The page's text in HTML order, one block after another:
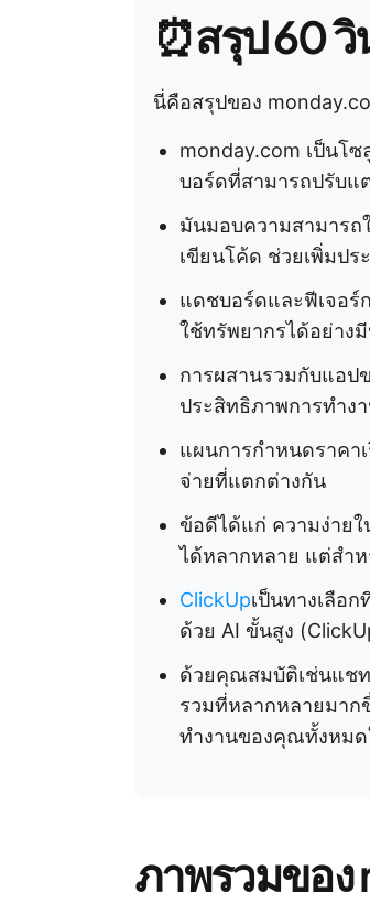
⏰สรุป 60
นี่คือสรุปของ
monday.com เป็นโ
บอร์ดที่สามารถปรับแ
มันมอบความสามารถ
เขียนโค้ด ช่วยเพิ่มป
แดชบอร์ดและฟีเจอร์
ใช้ทรัพยากรได้อย่าง
การผสานรวมกับแอป
ประสิทธิภาพการทำง
แผนการกำหนดราค
จ่ายที่แตกต่างกัน
ข้อดีได้แก่ ความง่าย
ได้หลากหลาย แต่สำ
ClickUpเป็นทางเลือ
ด้วย AI ขั้นสูง
ด้วยคุณสมบัติเช่นแชท
รวมที่หลากหลายมาก
ทำงานของคุณทั้งหมด
ภาพรวมของ